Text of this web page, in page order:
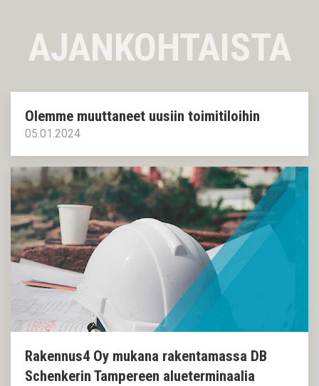
AJANKOHTAISTA
Olemme muuttaneet uusiin toimitiloihin
05.01.2024
Rakennus4 Oy mukana rakentamassa DB
Schenkerin Tampereen alueterminaalia